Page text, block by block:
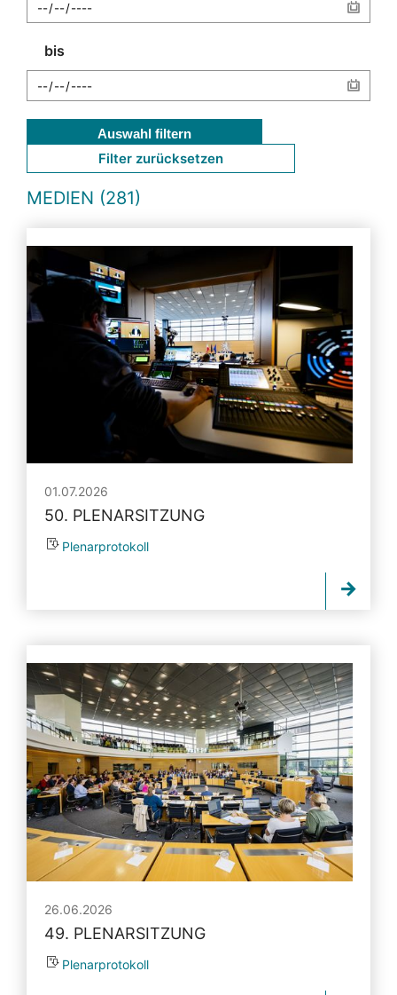
bis
Auswahl filtern
Filter zurücksetzen
MEDIEN (281)
01.07.2026
50. PLENARSITZUNG
Plenarprotokoll
26.06.2026
49. PLENARSITZUNG
Plenarprotokoll